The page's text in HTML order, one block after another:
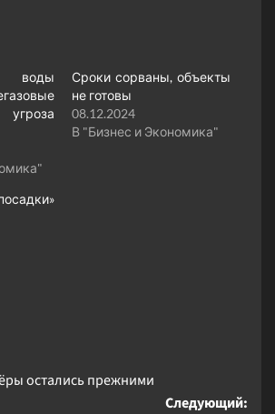
воды
Сроки сорваны, объекты
не готовы
08.12.2024
В "Бизнес и Экономика"
остались прежними
Следующий: